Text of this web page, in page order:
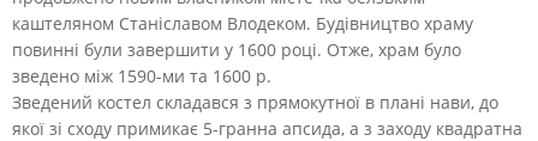
каштеляном Станіславом Влодеком. Будівництво храму
повинні були завершити у 1600 році. Отже, храм було
зведено між 1590-ми та 1600 р.
Зведений костел складався з прямокутної в плані нави, до
якої зі сходу примикає 5-гранна апсида, а з заходу квадратна